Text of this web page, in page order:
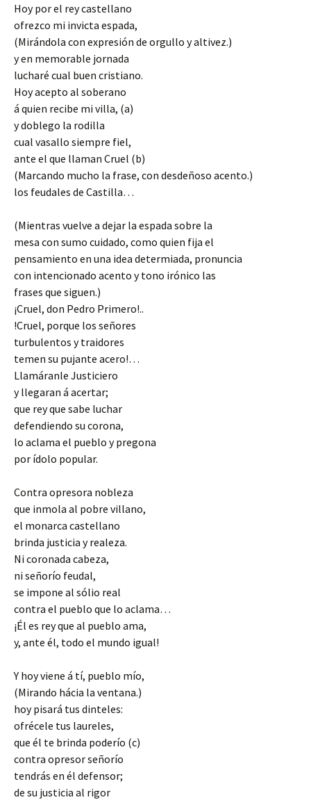
Hoy por el rey castellano
ofrezco mi invicta espada,
(Mirándola con expresión de orgullo y altivez.)
y en memorable jornada
lucharé cual buen cristiano.
Hoy acepto al soberano
á quien recibe mi villa, (a)
y doblego la rodilla
cual vasallo siempre fiel,
ante el que llaman Cruel (b)
(Marcando mucho la frase, con desdeñoso acento.)
los feudales de Castilla…
(Mientras vuelve a dejar la espada sobre la
mesa con sumo cuidado, como quien fija el
pensamiento en una idea determiada, pronuncia
con intencionado acento y tono irónico las
frases que siguen.)
¡Cruel, don Pedro Primero!..
!Cruel, porque los señores
turbulentos y traidores
temen su pujante acero!…
Llamáranle Justiciero
y llegaran á acertar;
que rey que sabe luchar
defendiendo su corona,
lo aclama el pueblo y pregona
por ídolo popular.
Contra opresora nobleza
que inmola al pobre villano,
el monarca castellano
brinda justicia y realeza.
Ni coronada cabeza,
ni señorío feudal,
se impone al sólio real
contra el pueblo que lo aclama…
¡Él es rey que al pueblo ama,
y, ante él, todo el mundo igual!
Y hoy viene á tí, pueblo mío,
(Mirando hácia la ventana.)
hoy pisará tus dinteles:
ofrécele tus laureles,
que él te brinda poderío (c)
contra opresor señorío
tendrás en él defensor;
de su justicia al rigor